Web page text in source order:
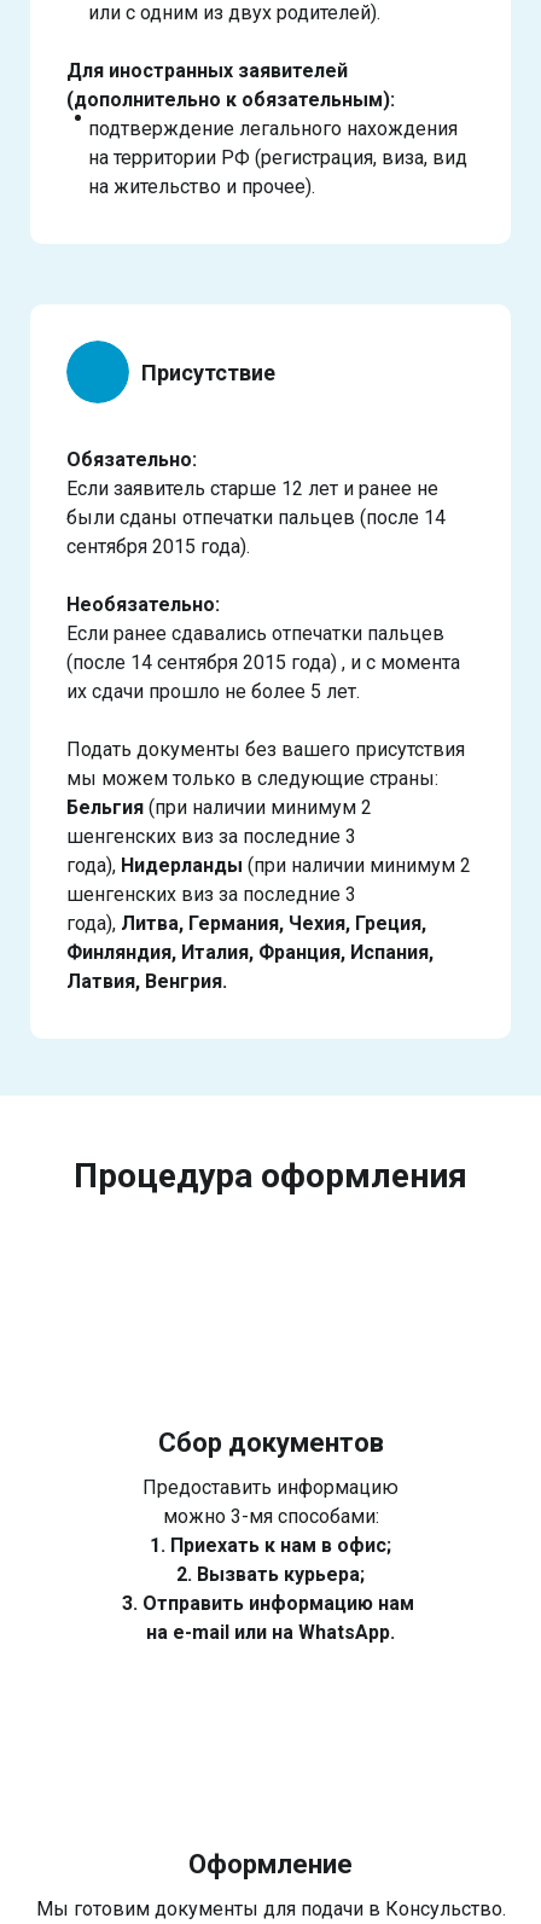
или с одним из двух родителей).
Для иностранных заявителей
(дополнительно к обязательным):
подтверждение легального нахождения
на территории РФ (регистрация, виза, вид
на жительство и прочее).
Присутствие
Обязательно:
Если заявитель старше 12 лет и ранее не
были сданы отпечатки пальцев (после 14
сентября 2015 года).
Необязательно:
Если ранее сдавались отпечатки пальцев
(после 14 сентября 2015 года) , и с момента
их сдачи прошло не более 5 лет.
Подать документы без вашего присутствия
мы можем только в следующие страны:
Бельгия (при наличии минимум 2
шенгенских виз за последние 3
года), Нидерланды (при наличии минимум 2
шенгенских виз за последние 3
года), Литва, Германия, Чехия, Греция,
Финляндия, Италия, Франция, Испания,
Латвия, Венгрия.
Процедура оформления
Сбор документов
Предоставить информацию
можно 3-мя способами:
1. Приехать к нам в офис;
2. Вызвать курьера;
3. Отправить информацию нам
на e-mail или на WhatsApp.
Оформление
Мы готовим документы для подачи в Консульство.